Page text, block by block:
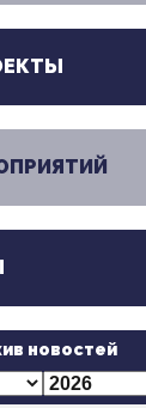
новостей